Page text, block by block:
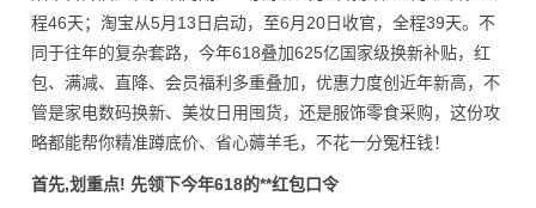
程46天；淘宝从5月13日启动，至6月20日收官，全程39天。不
同于往年的复杂套路，今年618叠加625亿国家级换新补贴，红
包、满减、直降、会员福利多重叠加，优惠力度创近年新高，不
管是家电数码换新、美妆日用囤货，还是服饰零食采购，这份攻
略都能帮你精准蹲底价、省心薅羊毛，不花一分冤枉钱！
首先,划重点! 先领下今年618的**红包口令